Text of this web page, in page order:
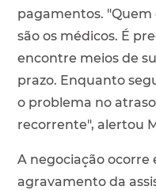
pagamentos.
são os médicos. É
encontre meios de
prazo. Enquanto
o problema no
recorrente", alertou
A negociação
agravamento da